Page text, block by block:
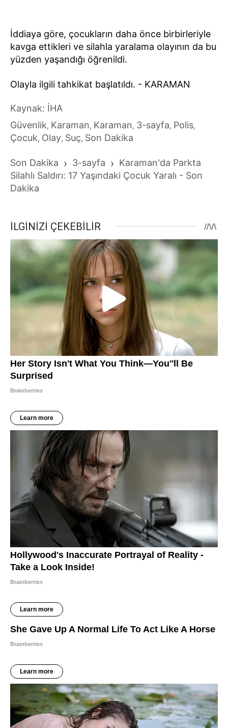
İddiaya göre, çocukların daha önce birbirleriyle
kavga ettikleri ve silahla yaralama olayının da bu
yüzden yaşandığı öğrenildi.
Olayla ilgili tahkikat başlatıldı. - KARAMAN
Kaynak: İHA
Güvenlik, Karaman, Karaman, 3-sayfa, Polis,
Çocuk, Olay, Suç, Son Dakika
Son Dakika › 3-sayfa › Karaman'da Parkta
Silahlı Saldırı: 17 Yaşındaki Çocuk Yaralı - Son
Dakika